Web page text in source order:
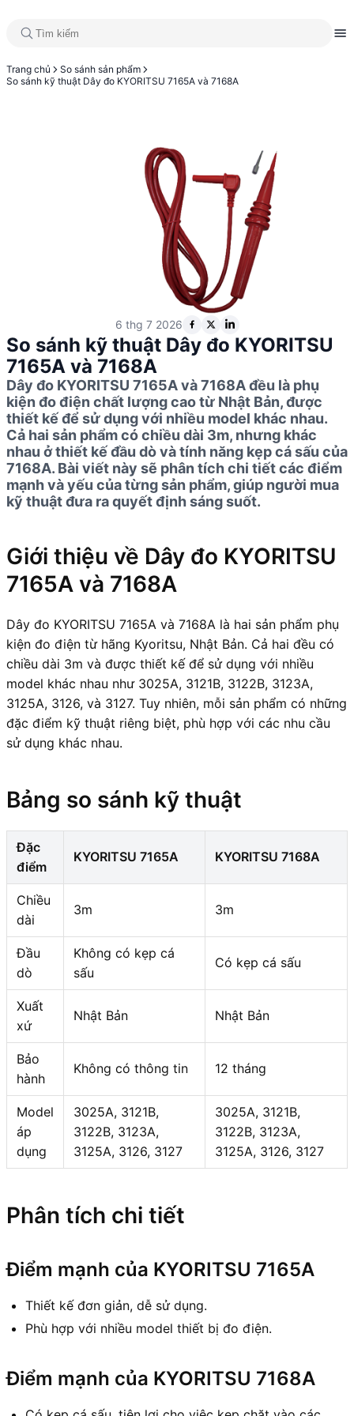
Trang chủ
So sánh sản phẩm
So sánh kỹ thuật Dây đo KYORITSU 7165A và 7168A
6 thg 7 2026
So sánh kỹ thuật Dây đo KYORITSU
7165A và 7168A
Dây đo KYORITSU 7165A và 7168A đều là phụ
kiện đo điện chất lượng cao từ Nhật Bản, được
thiết kế để sử dụng với nhiều model khác nhau.
Cả hai sản phẩm có chiều dài 3m, nhưng khác
nhau ở thiết kế đầu dò và tính năng kẹp cá sấu của
7168A. Bài viết này sẽ phân tích chi tiết các điểm
mạnh và yếu của từng sản phẩm, giúp người mua
kỹ thuật đưa ra quyết định sáng suốt.
Giới thiệu về Dây đo KYORITSU
7165A và 7168A
Dây đo KYORITSU 7165A và 7168A là hai sản phẩm phụ
kiện đo điện từ hãng Kyoritsu, Nhật Bản. Cả hai đều có
chiều dài 3m và được thiết kế để sử dụng với nhiều
model khác nhau như 3025A, 3121B, 3122B, 3123A,
3125A, 3126, và 3127. Tuy nhiên, mỗi sản phẩm có những
đặc điểm kỹ thuật riêng biệt, phù hợp với các nhu cầu
sử dụng khác nhau.
Bảng so sánh kỹ thuật
Đặc
điểm
KYORITSU 7165A KYORITSU 7168A
Chiều
dài
3m 3m
Đầu
dò
Không có kẹp cá
sấu
Có kẹp cá sấu
Xuất
xứ
Nhật Bản Nhật Bản
Bảo
hành
Không có thông tin 12 tháng
Model
áp
dụng
3025A, 3121B,
3122B, 3123A,
3125A, 3126, 3127
3025A, 3121B,
3122B, 3123A,
3125A, 3126, 3127
Phân tích chi tiết
Điểm mạnh của KYORITSU 7165A
Thiết kế đơn giản, dễ sử dụng.
Phù hợp với nhiều model thiết bị đo điện.
Điểm mạnh của KYORITSU 7168A